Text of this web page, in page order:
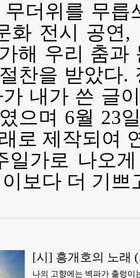
더위를 무릅
화 전시 공연
해 우리 춤과
찬을 받았다.
내가 쓴 글
으며 6월 23
로 제작되여
일가로 나오
보다 더 기
[시] 흥개호의 노래
나의 고향에는 벽파가 출렁이